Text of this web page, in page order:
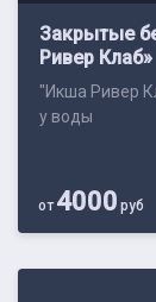
Закрытые
Ривер Клаб»
"Икша Ривер
у воды
от4000 руб